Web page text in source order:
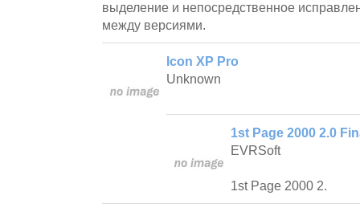
выделение и непосредственное
между версиями.
Icon XP Pro
Unknown
1st Page 2000 2.0
EVRSoft
1st Page 2000 2.